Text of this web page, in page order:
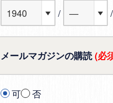
メールマガジンの購読(必
可
否